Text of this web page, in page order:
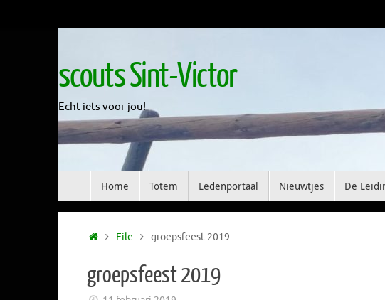
to
scouts Sint-Victor
Echt iets voor jou!
Home Totem Ledenportaal Nieuwtjes De
Home
File groepsfeest 2019
groepsfeest 2019